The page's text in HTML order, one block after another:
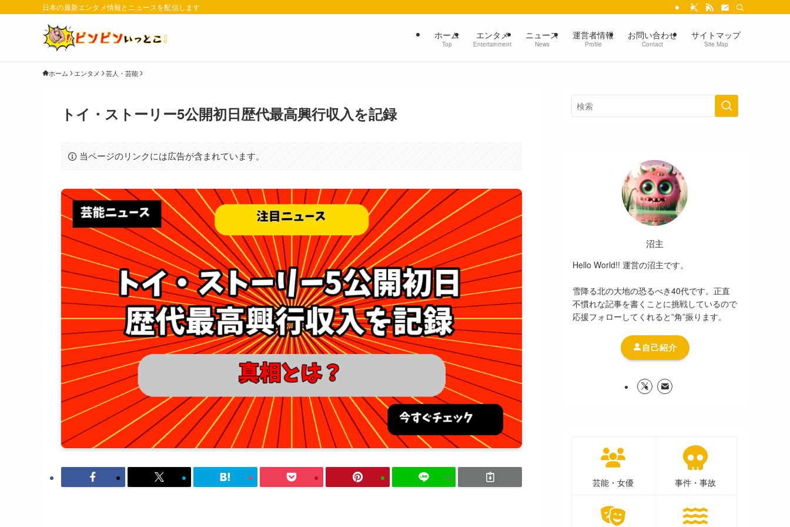
日本の最新エンタメ情報とニュースを配信します
ホーム
Top
エンタメ
Entertainment
ニュース
News
運営者情報
Profile
お問い合わせ
Contact
サイトマップ
Site Map
ホーム エンタメ 芸人・芸能
トイ・ストーリー5公開初日歴代最高興行収入を記録
当ページのリンクには広告が含まれています。
沼主
Hello World!! 運営の沼主です。
雪降る北の大地の恐るべき40代です。正直
不慣れな記事を書くことに挑戦しているので
応援フォローしてくれると”角”振ります。
自己紹介
芸能・女優 事件・事故